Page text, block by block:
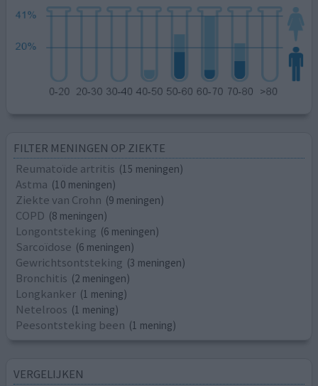
FILTER MENINGEN OP ZIEKTE
Reumatoïde artritis (15 meningen)
Astma (10 meningen)
Ziekte van Crohn (9 meningen)
COPD (8 meningen)
Longontsteking (6 meningen)
Sarcoïdose (6 meningen)
Gewrichtsontsteking (3 meningen)
Bronchitis (2 meningen)
Longkanker (1 mening)
Netelroos (1 mening)
Peesontsteking been (1 mening)
VERGELIJKEN